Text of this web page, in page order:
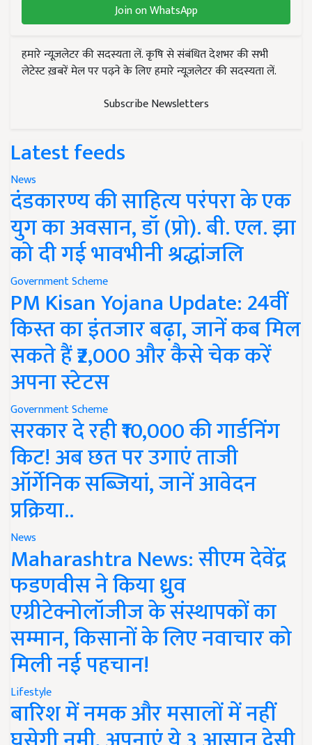
Join on WhatsApp
हमारे न्यूज़लेटर की सदस्यता लें. कृषि से संबंधित देशभर की सभी
लेटेस्ट ख़बरें मेल पर पढ़ने के लिए हमारे न्यूज़लेटर की सदस्यता लें.
Subscribe Newsletters
Latest feeds
News
दंडकारण्य की साहित्य परंपरा के एक
युग का अवसान, डॉ (प्रो). बी. एल. झा
को दी गई भावभीनी श्रद्धांजलि
Government Scheme
PM Kisan Yojana Update: 24वीं
किस्त का इंतजार बढ़ा, जानें कब मिल
सकते हैं ₹2,000 और कैसे चेक करें
अपना स्टेटस
Government Scheme
सरकार दे रही ₹10,000 की गार्डनिंग
किट! अब छत पर उगाएं ताजी
ऑर्गेनिक सब्जियां, जानें आवेदन
प्रक्रिया..
News
Maharashtra News: सीएम देवेंद्र
फडणवीस ने किया ध्रुव
एग्रीटेक्नोलॉजीज के संस्थापकों का
सम्मान, किसानों के लिए नवाचार को
मिली नई पहचान!
Lifestyle
बारिश में नमक और मसालों में नहीं